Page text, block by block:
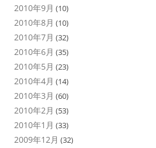
2010年9月 (10)
2010年8月 (10)
2010年7月 (32)
2010年6月 (35)
2010年5月 (23)
2010年4月 (14)
2010年3月 (60)
2010年2月 (53)
2010年1月 (33)
2009年12月 (32)